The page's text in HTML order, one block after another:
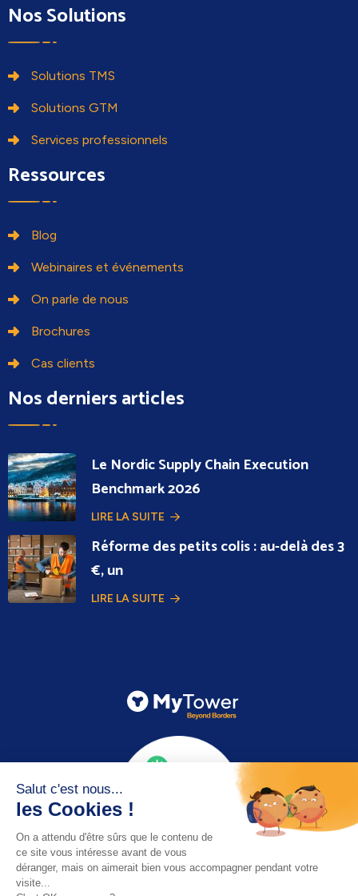
Nos Solutions
Solutions TMS
Solutions GTM
Services professionnels
Ressources
Blog
Webinaires et événements
On parle de nous
Brochures
Cas clients
Nos derniers articles
Le Nordic Supply Chain Execution
Benchmark 2026
LIRE LA SUITE
Réforme des petits colis : au-delà des 3
€, un
LIRE LA SUITE